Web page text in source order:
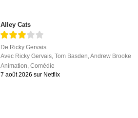
Alley Cats
De Ricky Gervais
Avec Ricky Gervais,Tom Basden,Andrew Brooke
Animation,Comédie
7 août 2026 sur Netflix